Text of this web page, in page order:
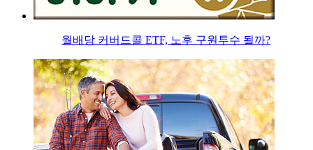
월배당 커버드콜 ETF, 노후 구원투수 될까?